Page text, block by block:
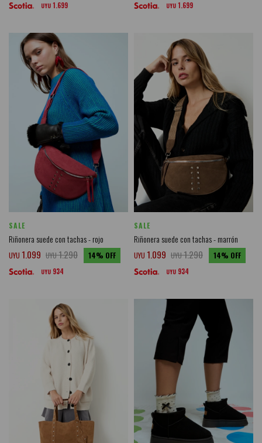
UYU 1.699 UYU 1.699
SALE
Riñonera suede con tachas - rojo
UYU 1.099 UYU1.290 14
UYU 934
SALE
Riñonera suede con tachas - marrón
UYU 1.099 UYU1.290 14
UYU 934